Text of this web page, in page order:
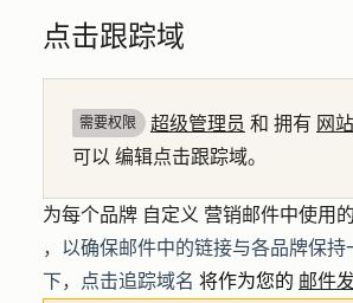
点击跟踪域
需要权限 超级管理员 和 拥有 网
可以 编辑点击跟踪域。
为每个品牌 自定义 营销邮件中使用的
，以确保邮件中的链接与各品牌保持
下，点击追踪域名 将作为您的 邮件